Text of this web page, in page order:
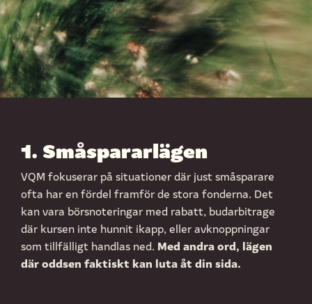
1. Småspararlägen
VQM fokuserar på situationer där just småsparare
ofta har en fördel framför de stora fonderna. Det
kan vara börsnoteringar med rabatt, budarbitrage
där kursen inte hunnit ikapp, eller avknoppningar
som tillfälligt handlas ned. Med andra ord, lägen
där oddsen faktiskt kan luta åt din sida.